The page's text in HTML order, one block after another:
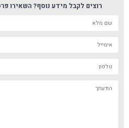
רוצים לקבל מידע נוסף? השאירו